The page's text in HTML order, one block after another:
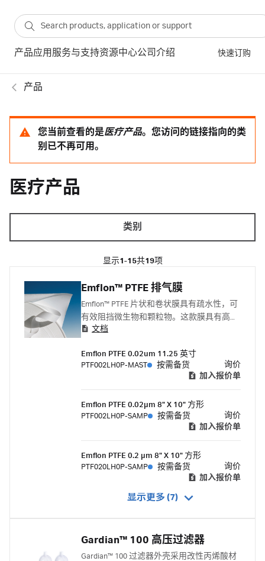
产品应用 服务与支持资源中心公司介绍 快速订购
产品
您当前查看的是医疗产品。您访问的链接指向的类
别已不再可用。
医疗产品
类别
显示1-15共19项
Emflon™ PTFE 排气膜
Emflon™ PTFE 片状和卷状膜具有疏水性，可
有效阻挡微生物和颗粒物。这款膜具有高滴
度还原和水侵入压力，排斥表面张力高的液
文档
Emflon PTFE 0.02um 11.25 英寸
PTF002LH0P-MAST
按需备货
询价
加入报价单
Emflon PTFE 0.02μm 8" X 10" 方形
PTF002LH0P-SAMP
按需备货
询价
加入报价单
Emflon PTFE 0.2 μm 8" X 10" 方形
PTF020LH0P-SAMP
按需备货
询价
加入报价单
显示更多 (7)
Gardian™ 100 高压过滤器
Gardian™ 100 过滤器外壳采用改性丙烯酸材